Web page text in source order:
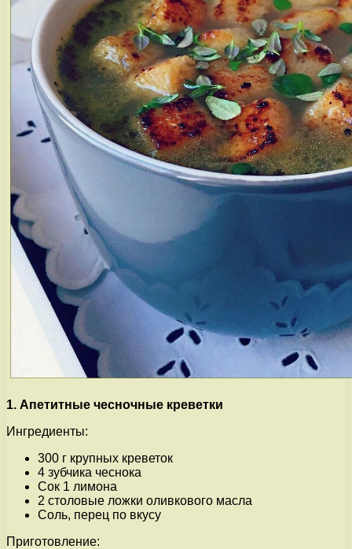
1. Апетитные чесночные креветки
Ингредиенты:
300 г крупных креветок
4 зубчика чеснока
Сок 1 лимона
2 столовые ложки оливкового масла
Соль, перец по вкусу
Приготовление: